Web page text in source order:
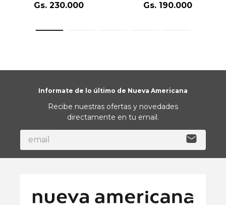
Gs. 230.000 Gs. 190.000
Informate de lo último de Nueva Americana
Recibe nuestras ofertas y novedades
directamente en tu email.